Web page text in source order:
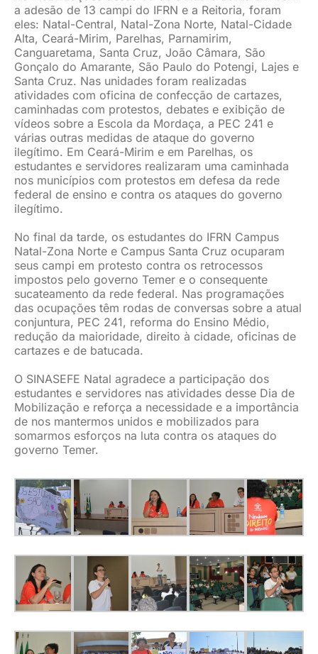
a adesão de 13 campi do IFRN e a Reitoria, foram
eles: Natal-Central, Natal-Zona Norte, Natal-Cidade
Alta, Ceará-Mirim, Parelhas, Parnamirim,
Canguaretama, Santa Cruz, João Câmara, São
Gonçalo do Amarante, São Paulo do Potengi, Lajes e
Santa Cruz. Nas unidades foram realizadas
atividades com oficina de confecção de cartazes,
caminhadas com protestos, debates e exibição de
vídeos sobre a Escola da Mordaça, a PEC 241 e
várias outras medidas de ataque do governo
ilegítimo. Em Ceará-Mirim e em Parelhas, os
estudantes e servidores realizaram uma caminhada
nos municípios com protestos em defesa da rede
federal de ensino e contra os ataques do governo
ilegítimo.
No final da tarde, os estudantes do IFRN Campus
Natal-Zona Norte e Campus Santa Cruz ocuparam
seus campi em protesto contra os retrocessos
impostos pelo governo Temer e o consequente
sucateamento da rede federal. Nas programações
das ocupações têm rodas de conversas sobre a atual
conjuntura, PEC 241, reforma do Ensino Médio,
redução da maioridade, direito à cidade, oficinas de
cartazes e de batucada.
O SINASEFE Natal agradece a participação dos
estudantes e servidores nas atividades desse Dia de
Mobilização e reforça a necessidade e a importância
de nos mantermos unidos e mobilizados para
somarmos esforços na luta contra os ataques do
governo Temer.